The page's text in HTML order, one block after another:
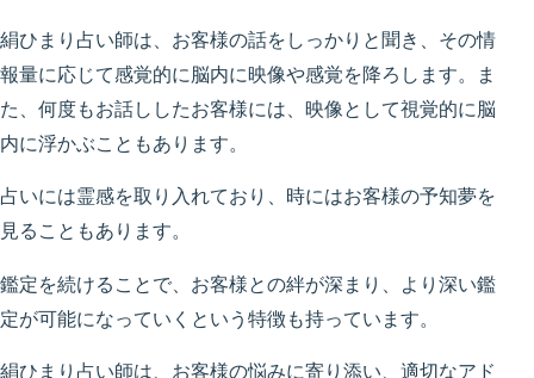
絹ひまり占い師は、お客様の話をしっかりと聞き、その情
報量に応じて感覚的に脳内に映像や感覚を降ろします。ま
た、何度もお話ししたお客様には、映像として視覚的に脳
内に浮かぶこともあります。
占いには霊感を取り入れており、時にはお客様の予知夢を
見ることもあります。
鑑定を続けることで、お客様との絆が深まり、より深い鑑
定が可能になっていくという特徴も持っています。
絹ひまり占い師は、お客様の悩みに寄り添い、適切なアド